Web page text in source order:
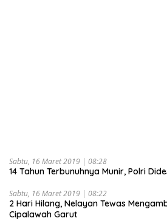
Sabtu, 16 Maret 2019 | 08:28
14 Tahun Terbunuhnya Munir, Polri
Sabtu, 16 Maret 2019 | 08:22
2 Hari Hilang, Nelayan Tewas
Cipalawah Garut